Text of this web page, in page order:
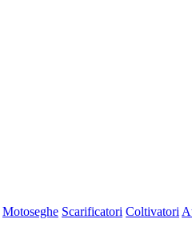
Motoseghe Scarificatori Coltivatori